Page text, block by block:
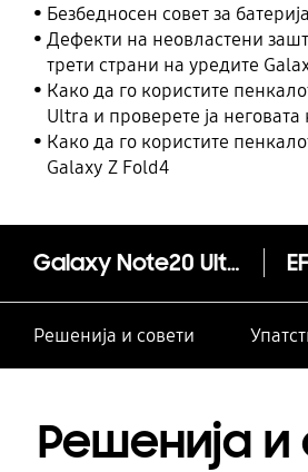
Безбедносен совет за
Дефекти на неовластени
трети страни на уредите
Како да го користите
Ultra и проверете ја
Како да го користите
Galaxy Z Fold4
Galaxy Note20 Ultra Заштитна стоечка футрола
Решенија и совети
Решенија и